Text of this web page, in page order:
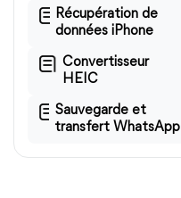
Récupération de
données iPhone
Convertisseur
HEIC
Sauvegarde et
transfert WhatsApp